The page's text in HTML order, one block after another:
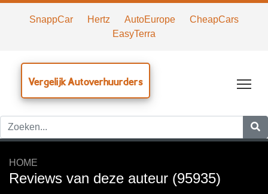
SnappCar Hertz AutoEurope
CheapCars
EasyTerra
Vergelijk Autoverhuurders
HOME
Reviews van deze auteur (95935)